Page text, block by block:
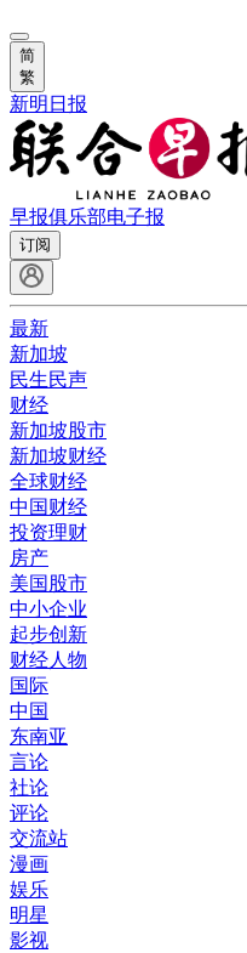
简
繁
新明日报
早报俱乐部电子报
订阅
最新
新加坡
民生民声
财经
新加坡股市
新加坡财经
全球财经
中国财经
投资理财
房产
美国股市
中小企业
起步创新
财经人物
国际
中国
东南亚
言论
社论
评论
交流站
漫画
娱乐
明星
影视